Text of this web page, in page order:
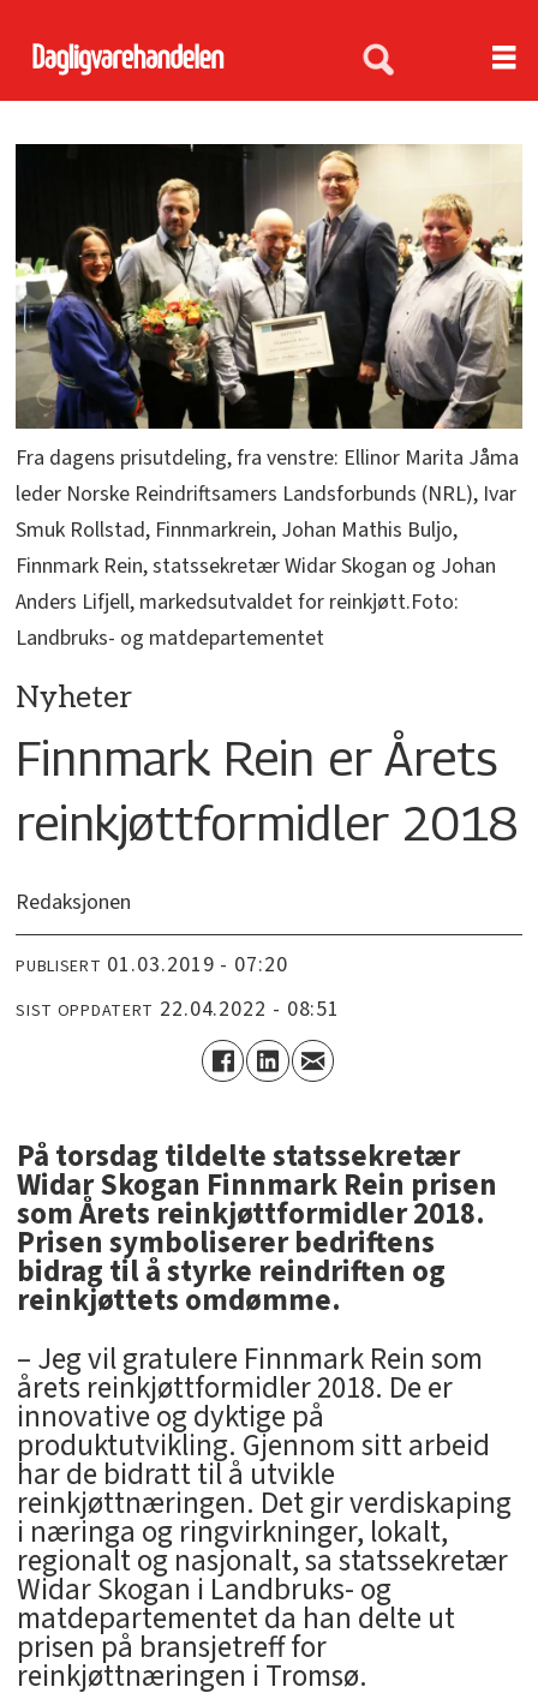
Fra dagens prisutdeling, fra venstre: Ellinor Marita Jåma
leder Norske Reindriftsamers Landsforbunds (NRL), Ivar
Smuk Rollstad, Finnmarkrein, Johan Mathis Buljo,
Finnmark Rein, statssekretær Widar Skogan og Johan
Anders Lifjell, markedsutvaldet for reinkjøtt.Foto:
Landbruks- og matdepartementet
Nyheter
Finnmark Rein er Årets
reinkjøttformidler 2018
Redaksjonen
PUBLISERT 01.03.2019 - 07:20
SIST OPPDATERT 22.04.2022 - 08:51
På torsdag tildelte statssekretær
Widar Skogan Finnmark Rein prisen
som Årets reinkjøttformidler 2018.
Prisen symboliserer bedriftens
bidrag til å styrke reindriften og
reinkjøttets omdømme.
– Jeg vil gratulere Finnmark Rein som
årets reinkjøttformidler 2018. De er
innovative og dyktige på
produktutvikling. Gjennom sitt arbeid
har de bidratt til å utvikle
reinkjøttnæringen. Det gir verdiskaping
i næringa og ringvirkninger, lokalt,
regionalt og nasjonalt, sa statssekretær
Widar Skogan i Landbruks- og
matdepartementet da han delte ut
prisen på bransjetreff for
reinkjøttnæringen i Tromsø.